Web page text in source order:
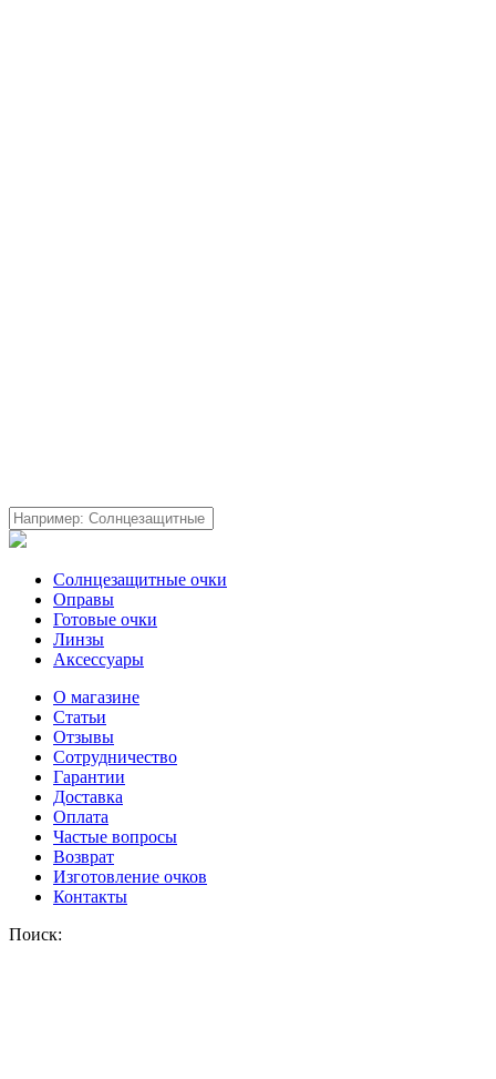
Солнцезащитные очки
Оправы
Готовые очки
Линзы
Аксессуары
О магазине
Статьи
Отзывы
Сотрудничество
Гарантии
Доставка
Оплата
Частые вопросы
Возврат
Изготовление очков
Контакты
Поиск: